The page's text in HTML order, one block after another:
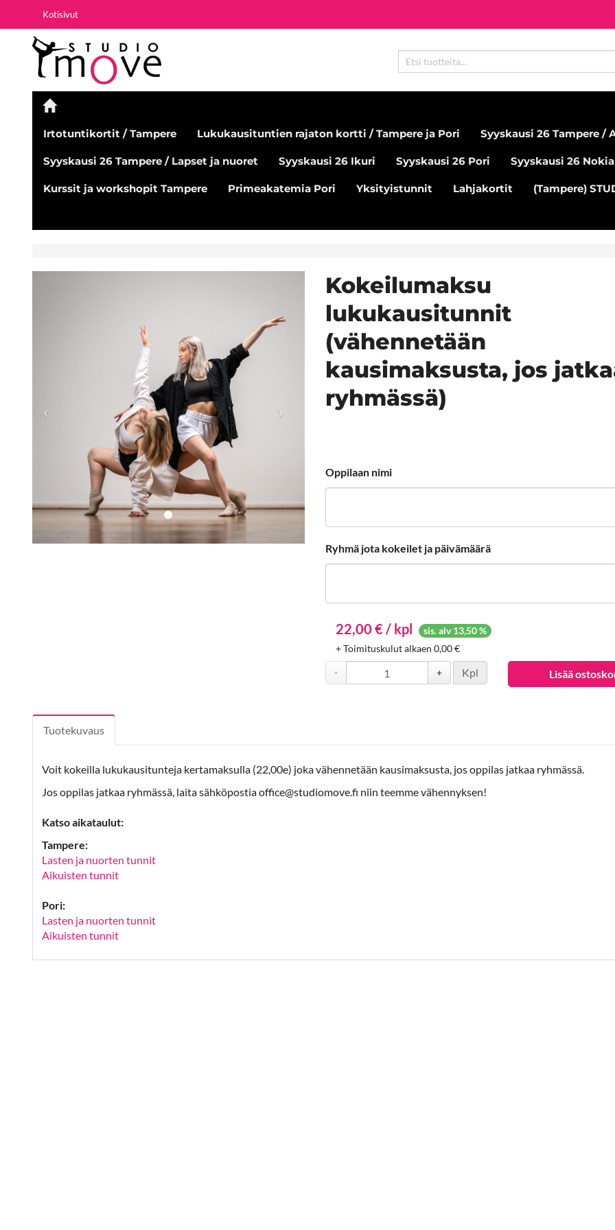
Kotisivut
Irtotuntikortit / Tampere Lukukausituntien rajaton kortti / Tampere ja Pori Syyskausi 26 Tampere /
Syyskausi 26 Tampere / Lapset ja nuoret Syyskausi 26 Ikuri Syyskausi 26 Pori Syyskausi 26 Nokia
Kurssit ja workshopit Tampere Primeakatemia Pori Yksityistunnit Lahjakortit (Tampere)
Kokeilumaksu
lukukausitunnit
(vähennetään
kausimaksusta, jos
ryhmässä)
Oppilaan nimi
Ryhmä jota kokeilet ja päivämäärä
22,00 € / kpl
sis. alv 13,50 %
+ Toimituskulut alkaen 0,00 €
- + Kpl Lisää
Tuotekuvaus
Voit kokeilla lukukausitunteja kertamaksulla (22,00e) joka vähennetään kausimaksusta, jos oppilas jatkaa ryhmässä.
Jos oppilas jatkaa ryhmässä, laita sähköpostia office@studiomove.fi niin teemme vähennyksen!
Katso aikataulut:
Tampere:
Lasten ja nuorten tunnit
Aikuisten tunnit
Pori:
Lasten ja nuorten tunnit
Aikuisten tunnit